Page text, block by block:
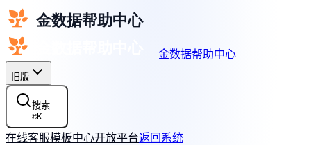
金数据帮助中心
旧版
搜索...
⌘K
在线客服模板中心开放平台返回系统